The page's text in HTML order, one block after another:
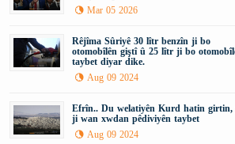
Mar 05 2026
Rêjîma Sûriyê 30 lîtr benzîn ji bo
otomobîlên giştî û 25 lîtr ji bo
taybet diyar dike.
Aug 09 2024
Efrîn.. Du welatiyên Kurd hatin
ji wan xwdan pêdiviyên taybet
Aug 09 2024